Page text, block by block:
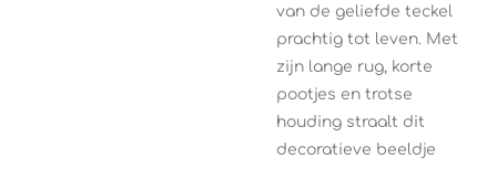
van de geliefde teckel
prachtig tot leven. Met
zijn lange rug, korte
pootjes en trotse
houding straalt dit
decoratieve beeldje